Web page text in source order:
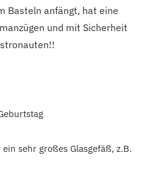
Basteln anfängt, hat eine
und mit Sicherheit
sehr großes Glasgefäß, z.B.